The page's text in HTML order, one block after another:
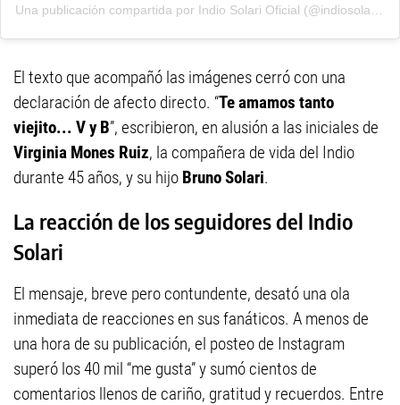
Una publicación compartida por Indio Solari Oficial (@indiosolarioficial)
El texto que acompañó las imágenes cerró con una
declaración de afecto directo. “Te amamos tanto
viejito... V y B”, escribieron, en alusión a las iniciales de
Virginia Mones Ruiz, la compañera de vida del Indio
durante 45 años, y su hijo Bruno Solari.
La reacción de los seguidores del Indio
Solari
El mensaje, breve pero contundente, desató una ola
inmediata de reacciones en sus fanáticos. A menos de
una hora de su publicación, el posteo de Instagram
superó los 40 mil “me gusta” y sumó cientos de
comentarios llenos de cariño, gratitud y recuerdos. Entre